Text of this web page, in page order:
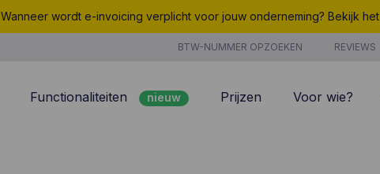
Wanneer wordt e-invoicing verplicht voor jouw onderneming? Bekijk het
BTW-NUMMER OPZOEKEN REVIEWS
Functionaliteiten nieuw Prijzen Voor wie?